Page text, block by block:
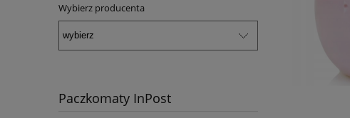
Wybierz producenta
Paczkomaty InPost